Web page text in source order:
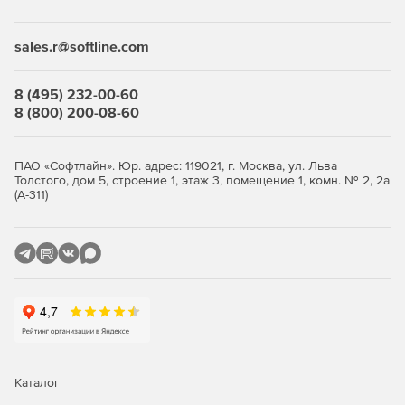
нужны, и не переплачивает за ненужные ему элементы
использовать.
Если необходимо обеспечить централизованное
управление защитой рабочих станций, требуется
лицензирование Центра управления Dr.Web Enterprise
нескольких компьютеров, до распределенных интранет-
администрирование защиты файловых серверов и
серверов приложений (включая терминальные серверы),
sales.r@softline.com
8 (495) 232-00-60
8 (800) 200-08-60
ПАО «Софтлайн». Юр. адрес: 119021, г. Москва, ул. Льва
Толстого, дом 5, строение 1, этаж 3, помещение 1, комн. № 2, 2а
(А-311)
Каталог